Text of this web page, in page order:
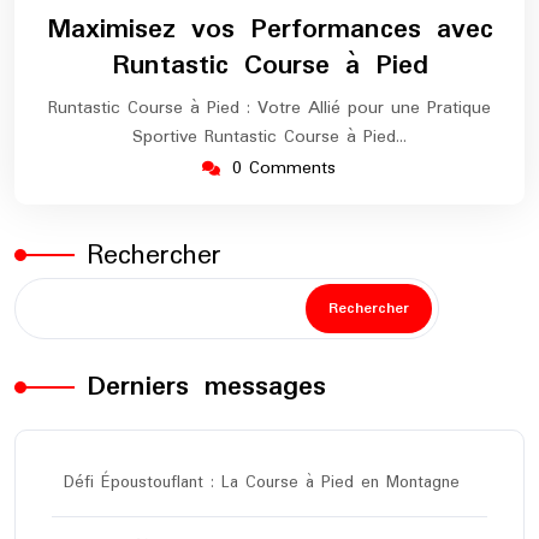
2025
marathon
Maximisez vos Performances avec
Runtastic Course à Pied
Runtastic Course à Pied : Votre Allié pour une Pratique
Sportive Runtastic Course à Pied…
0 Comments
Rechercher
Rechercher
Derniers messages
Défi Époustouflant : La Course à Pied en Montagne